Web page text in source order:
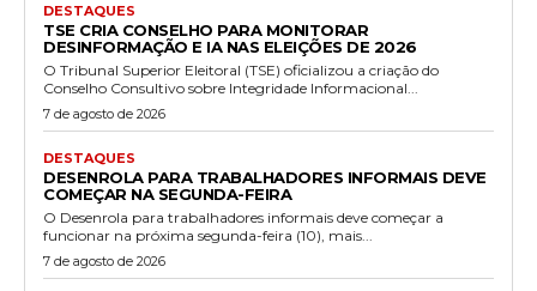
DESTAQUES
TSE CRIA CONSELHO PARA MONITORAR
DESINFORMAÇÃO E IA NAS ELEIÇÕES DE 2026
O Tribunal Superior Eleitoral (TSE) oficializou a criação do
Conselho Consultivo sobre Integridade Informacional...
7 de agosto de 2026
DESTAQUES
DESENROLA PARA TRABALHADORES INFORMAIS DEVE
COMEÇAR NA SEGUNDA-FEIRA
O Desenrola para trabalhadores informais deve começar a
funcionar na próxima segunda-feira (10), mais...
7 de agosto de 2026